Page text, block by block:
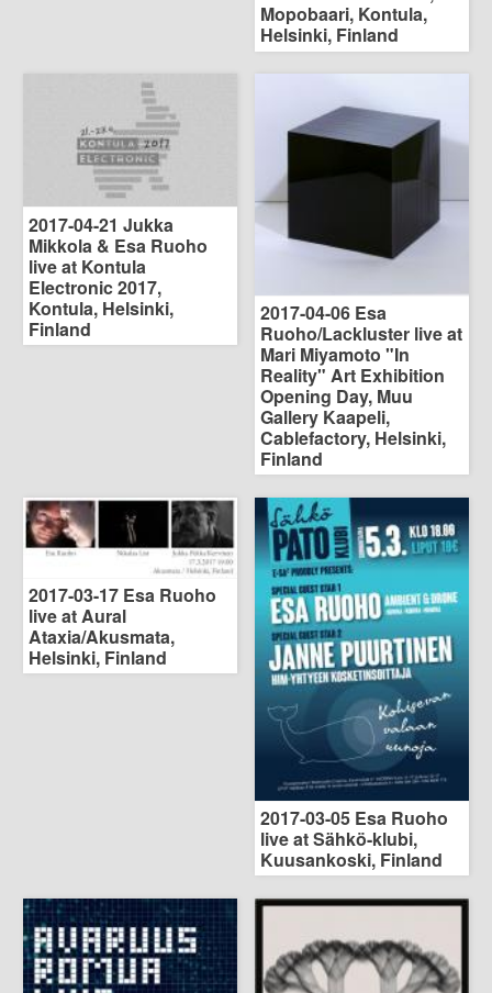
Mopobaari, Kontula,
Helsinki, Finland
2017-04-21 Jukka
Mikkola & Esa Ruoho
live at Kontula
Electronic 2017,
Kontula, Helsinki,
Finland
2017-04-06 Esa
Ruoho/Lackluster live at
Mari Miyamoto "In
Reality" Art Exhibition
Opening Day, Muu
Gallery Kaapeli,
Cablefactory, Helsinki,
Finland
2017-03-17 Esa Ruoho
live at Aural
Ataxia/Akusmata,
Helsinki, Finland
2017-03-05 Esa Ruoho
live at Sähkö-klubi,
Kuusankoski, Finland